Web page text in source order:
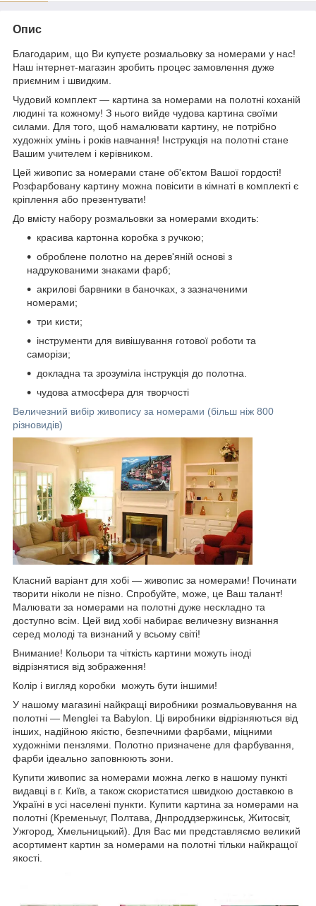
Опис
Благодарим, що Ви купуєте розмальовку за номерами у нас!
Наш інтернет-магазин зробить процес замовлення дуже
приємним і швидким.
Чудовий комплект — картина за номерами на полотні коханій
людині та кожному! З нього вийде чудова картина своїми
силами. Для того, щоб намалювати картину, не потрібно
художніх умінь і років навчання! Інструкція на полотні стане
Вашим учителем і керівником.
Цей живопис за номерами стане об'єктом Вашої гордості!
Розфарбовану картину можна повісити в кімнаті в комплекті є
кріплення або презентувати!
До вмісту набору розмальовки за номерами входить:
красива картонна коробка з ручкою;
оброблене полотно на дерев'яній основі з
надрукованими знаками фарб;
акрилові барвники в баночках, з зазначеними
номерами;
три кисти;
інструменти для вивішування готової роботи та
саморізи;
докладна та зрозуміла інструкція до полотна.
чудова атмосфера для творчості
Величезний вибір живопису за номерами (більш ніж 800
різновидів)
Класний варіант для хобі — живопис за номерами! Починати
творити ніколи не пізно. Спробуйте, може, це Ваш талант!
Малювати за номерами на полотні дуже нескладно та
доступно всім. Цей вид хобі набирає величезну визнання
серед молоді та визнаний у всьому світі!
Внимание! Кольори та чіткість картини можуть іноді
відрізнятися від зображення!
Колір і вигляд коробки можуть бути іншими!
У нашому магазині найкращі виробники розмальовування на
полотні — Menglei та Babylon. Ці виробники відрізняються від
інших, надійною якістю, безпечними фарбами, міцними
художніми пензлями. Полотно призначене для фарбування,
фарби ідеально заповнюють зони.
Купити живопис за номерами можна легко в нашому пункті
видавці в г. Київ, а також скористатися швидкою доставкою в
Україні в усі населені пункти. Купити картина за номерами на
полотні (Кременьчуг, Полтава, Днпроддзержинськ, Житосвіт,
Ужгород, Хмельницький). Для Вас ми представляємо великий
асортимент картин за номерами на полотні тільки найкращої
якості.